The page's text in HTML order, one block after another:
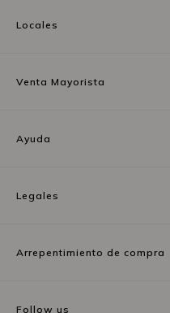
Locales
Venta Mayorista
Ayuda
Legales
Arrepentimiento de compra
Follow us